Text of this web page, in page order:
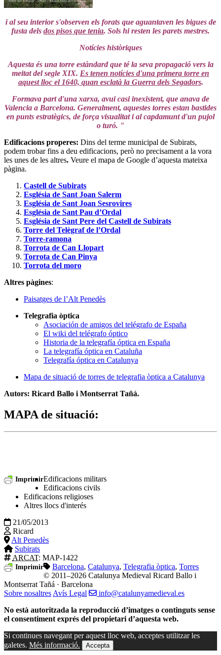
i al seu interior s'observen els forats que aguantaven les bigues de
fusta dels dos pisos que tenia. Sols hi resten les parets mestres.
Notícies històriques
Aquesta és una torre estàndard que té la seva propagació vers la
meitat del segle XIX. Es tenen notícies d'una primera torre en
aquest lloc el 1640, quan esclatà la Guerra dels Segadors.
Formava part d'una xarxa, avui casi inexistent, que anava de
Valencia a Barcelona. Generalment, aquestes torres estan bastides
en punts estratègics, de força visualitat i al capdamunt d'un pujol
o turó. "
Edificacions properes: Dins del terme municipal de Subirats,
podem trobar fins a deu edificacions, però no precisament a la vora
les unes de les altres. Veure el mapa de Google d’aquesta mateixa
pàgina.
Castell de Subirats
Església de Sant Joan Salerm
Església de Sant Joan Sesrovires
Església de Sant Pau d’Ordal
Església de Sant Pere del Castell de Subirats
Torre del Telègraf de l’Ordal
Torre-ramona
Torrota de Can Llopart
Torrota de Can Pinya
Torrota del moro
Altres pàgines:
Paisatges de l’Alt Penedès
Telegrafia òptica
Asociación de amigos del telégrafo de España
El wiki del telégrafo óptico
Historia de la telegrafía óptica en España
La telegrafía óptica en Cataluña
Telegrafía óptica en Catalunya
Mapa de situació de torres de telegrafia òptica a Catalunya
Autors: Ricard Ballo i Montserrat Tañá.
MAPA de situació:
ImprimirEdificacions militars
Edificacions civils
Edificacions religioses
Altres llocs d'interés
21/05/2013
Ricard
Alt Penedès
Subirats
ARCAT: MAP-1422
Imprimir Barcelona, Catalunya, Telegrafia òptica, Torres
© 2011–2026 Catalunya Medieval Ricard Ballo i
Montserrat Tañá · Barcelona
Sobre nosaltres Avís Legal
info@catalunyamedieval.es
No està autoritzada la reproducció d’imatges o continguts sense
el consentiment exprés del propietari d’aquesta web.
Si continues navegant per aquest lloc web, acceptes utilitzar les
galetes. Més informació. Accepta